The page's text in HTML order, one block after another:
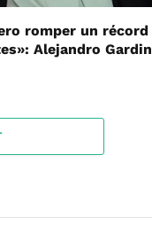
romper un récord
Alejandro